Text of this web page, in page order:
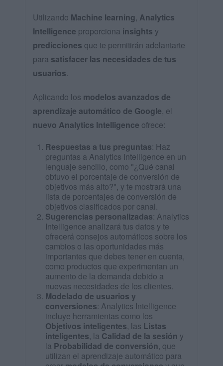
Utilizando Machine learning, Analytics
Intelligence proporciona insights y
predicciones que te permitirán adelantarte
para satisfacer las necesidades de tus
usuarios.
Aplicando los modelos avanzados de
aprendizaje automático de Google, el
nuevo Analytics Intelligence ofrece:
Respuestas a tus preguntas: Haz
preguntas a Analytics Intelligence en un
lenguaje sencillo, como "¿Qué canal
obtuvo el porcentaje de conversión de
objetivos más alto?", y te mostrará una
lista de porcentajes de conversión de
objetivos clasificados por canal.
Sugerencias personalizadas: Analytics
Intelligence analizará tus datos y te
ofrecerá consejos automáticos sobre los
cambios o las oportunidades más
importantes que debes tener en cuenta,
como productos que experimentan un
aumento de la demanda debido a
nuevas necesidades de los clientes.
Modelado de usuarios y
conversiones: Analytics Intelligence
incluye herramientas como los
Objetivos inteligentes, las Listas
inteligentes, la Calidad de la sesión y
la Probabilidad de conversión, que
utilizan el aprendizaje automático para